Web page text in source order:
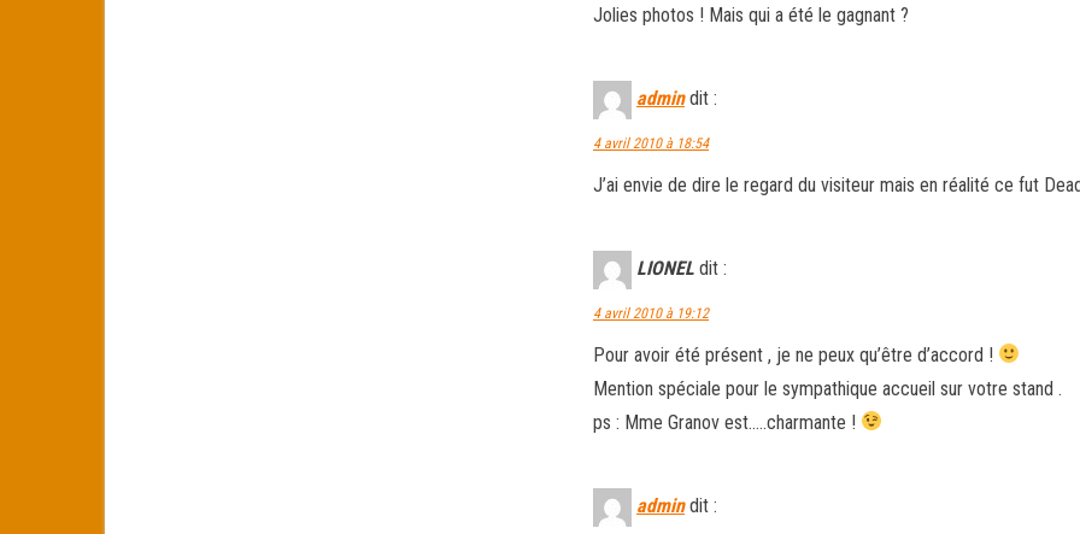
Jolies photos ! Mais qui a été le gagnant ?
admin dit :
4 avril 2010 à 18:54
J’ai envie de dire le regard du visiteur mais en réalité ce fut
LIONEL dit :
4 avril 2010 à 19:12
Pour avoir été présent , je ne peux qu’être d’accord !
Mention spéciale pour le sympathique accueil sur votre stand .
ps : Mme Granov est…..charmante !
admin dit :